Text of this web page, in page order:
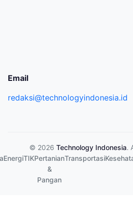
Email
redaksi@technologyindonesia.id
© 2026 Technology Indonesia.
EnergiTIKPertanian
&
Pangan
Transportasi